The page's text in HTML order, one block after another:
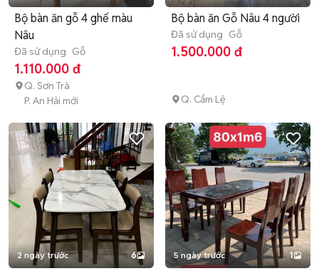
Bộ bàn ăn gỗ 4 ghế màu
Nâu
Đã sử dụng Gỗ
1.110.000 đ
Q. Sơn Trà
P. An Hải mới
Bộ bàn ăn Gỗ Nâu 4 người
Đã sử dụng Gỗ
1.500.000 đ
Q. Cẩm Lệ
2 ngày trước 6 5 ngày trước 1